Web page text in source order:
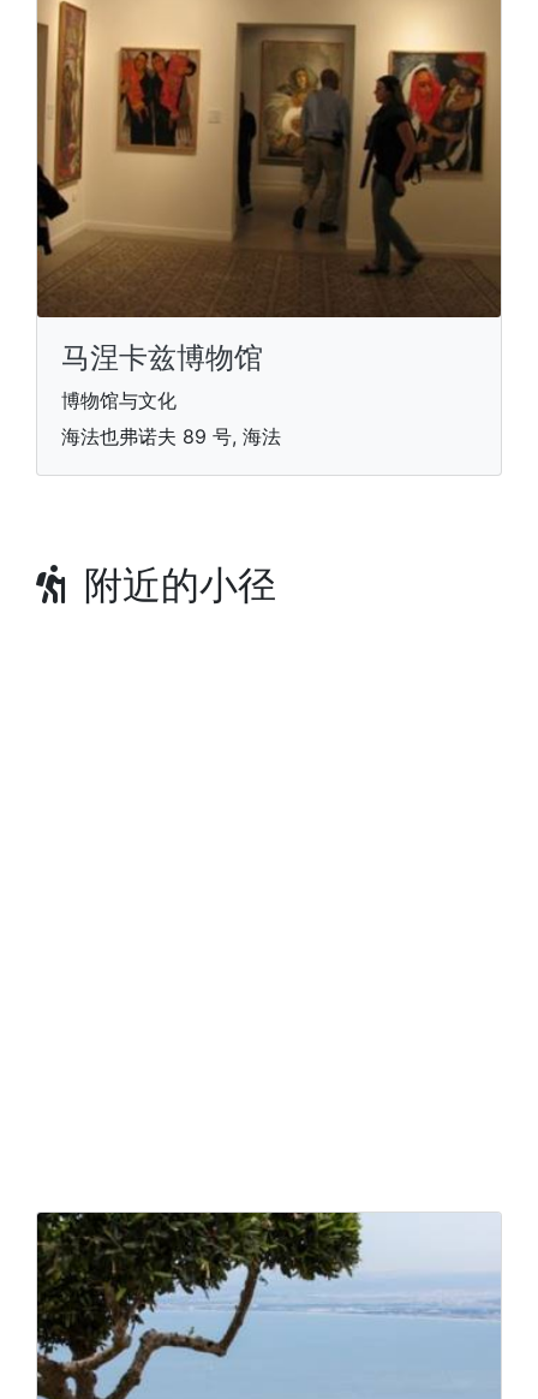
马涅卡兹博物馆
博物馆与文化
海法也弗诺夫 89 号, 海法
附近的小径